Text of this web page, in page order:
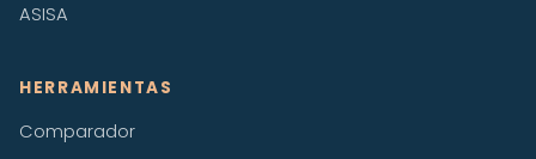
ASISA
HERRAMIENTAS
Comparador